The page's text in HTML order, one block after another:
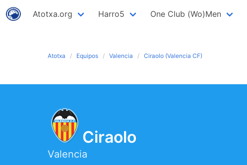
Atotxa.org Harro5 One Club (Wo)Men
Atotxa Equipos Valencia Ciraolo (Valencia CF)
Ciraolo
Valencia